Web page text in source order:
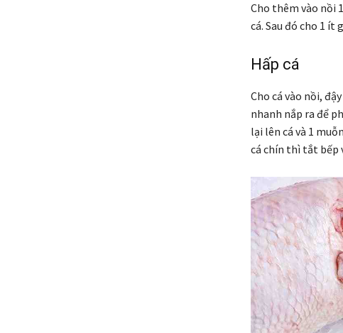
Cho thêm vào nồi
cá. Sau đó cho 1
Hấp cá
Cho cá vào nồi,
nhanh nắp ra để
lại lên cá và 1
cá chín thì tắt bếp